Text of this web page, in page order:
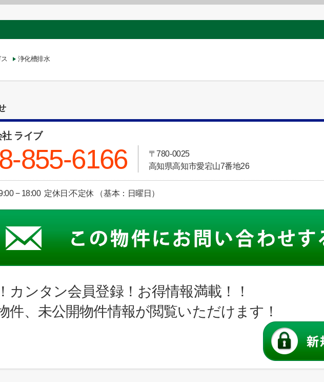
浄化槽排水
ライブ
855-6166
〒780-0025
高知県高知市愛宕山7番地26
− 18:00 定休日:不定休 （基本：日曜日）
カンタン会員登録！お得情報満載！！
件、未公開物件情報が閲覧いただけます！